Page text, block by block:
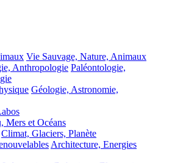
Vie Sauvage, Nature, Animaux
Anthropologie Paléontologie,
Géologie, Astronomie,
Mers et Océans
Climat, Glaciers, Planète
Architecture, Energies